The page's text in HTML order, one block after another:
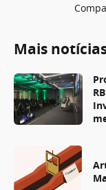
Mais